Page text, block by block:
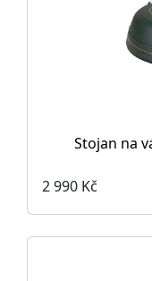
Stojan na
2 990 Kč